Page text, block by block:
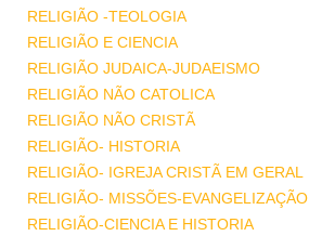
RELIGIÃO -TEOLOGIA
RELIGIÃO E CIENCIA
RELIGIÃO JUDAICA-JUDAEISMO
RELIGIÃO NÃO CATOLICA
RELIGIÃO NÃO CRISTÃ
RELIGIÃO- HISTORIA
RELIGIÃO- IGREJA CRISTÃ EM GERAL
RELIGIÃO- MISSÕES-EVANGELIZAÇÃO
RELIGIÃO-CIENCIA E HISTORIA